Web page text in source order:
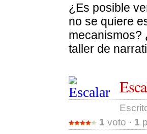
¿Es posible
no se quiere
mecanismos?
taller de
1 voto · 1